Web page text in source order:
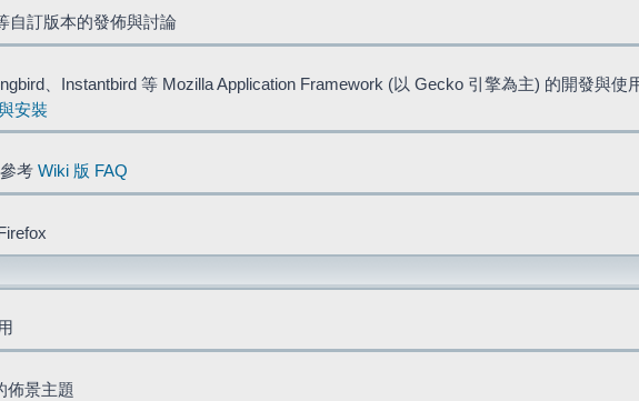
自訂版本的發佈與討論
、Instantbird 等 Mozilla Application Framework (以 Gecko 引擎為主) 的開發與使
安裝
考 Wiki 版 FAQ
佈景主題